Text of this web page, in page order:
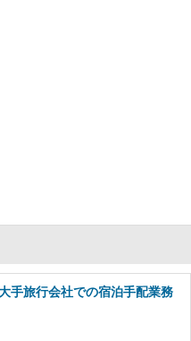
手旅行会社での宿泊手配業務